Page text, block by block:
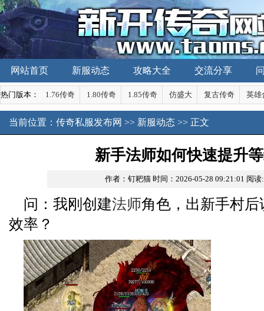
网站首页 新服动态 攻略大全 交流分享
热门版本： 1.76传奇 1.80传奇 1.85传奇 仿盛大 复古传奇 英雄
当前位置： 传奇私服发布网 >> 新服动态 >> 正文
新手法师如何快速提升
作者：钉耙猫 时间：2026-05-28 09:21:01 阅
问：我刚创建法师角色，出新手村
效率？